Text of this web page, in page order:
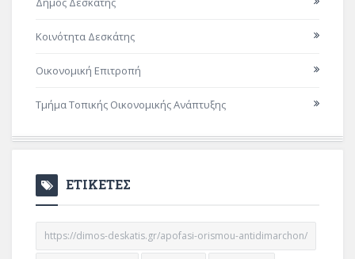
Κοινότητα Δεσκάτης
Οικονομική Επιτροπή
Τμήμα Τοπικής Οικονομικής Ανάπτυξης
ΕΤΙΚΕΤΕΣ
https://dimos-deskatis.gr/apofasi-orismou-antidimarchon/